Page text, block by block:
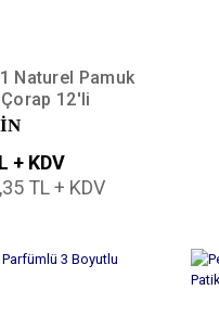
Naturel Pamuk
12'li
+ KDV
TL + KDV